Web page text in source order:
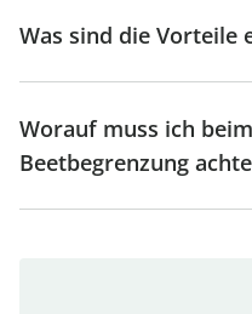
Was sind die Vorteile
Worauf muss ich
Beetbegrenzung